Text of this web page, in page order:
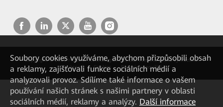
Copyright © 2026 Huawei Technologies Co., Ltd. Všechna práva vyhrazena.
Soukromí
Cookies Podmínky použití
Soubory cookies využíváme, abychom přizpůsobili obsah
a reklamy, zajišťovali funkce sociálních médií a
analyzovali provoz. Sdílíme také informace o vašem
používání našich stránek s našimi partnery v oblasti
sociálních médií, reklamy a analýzy. Další informace